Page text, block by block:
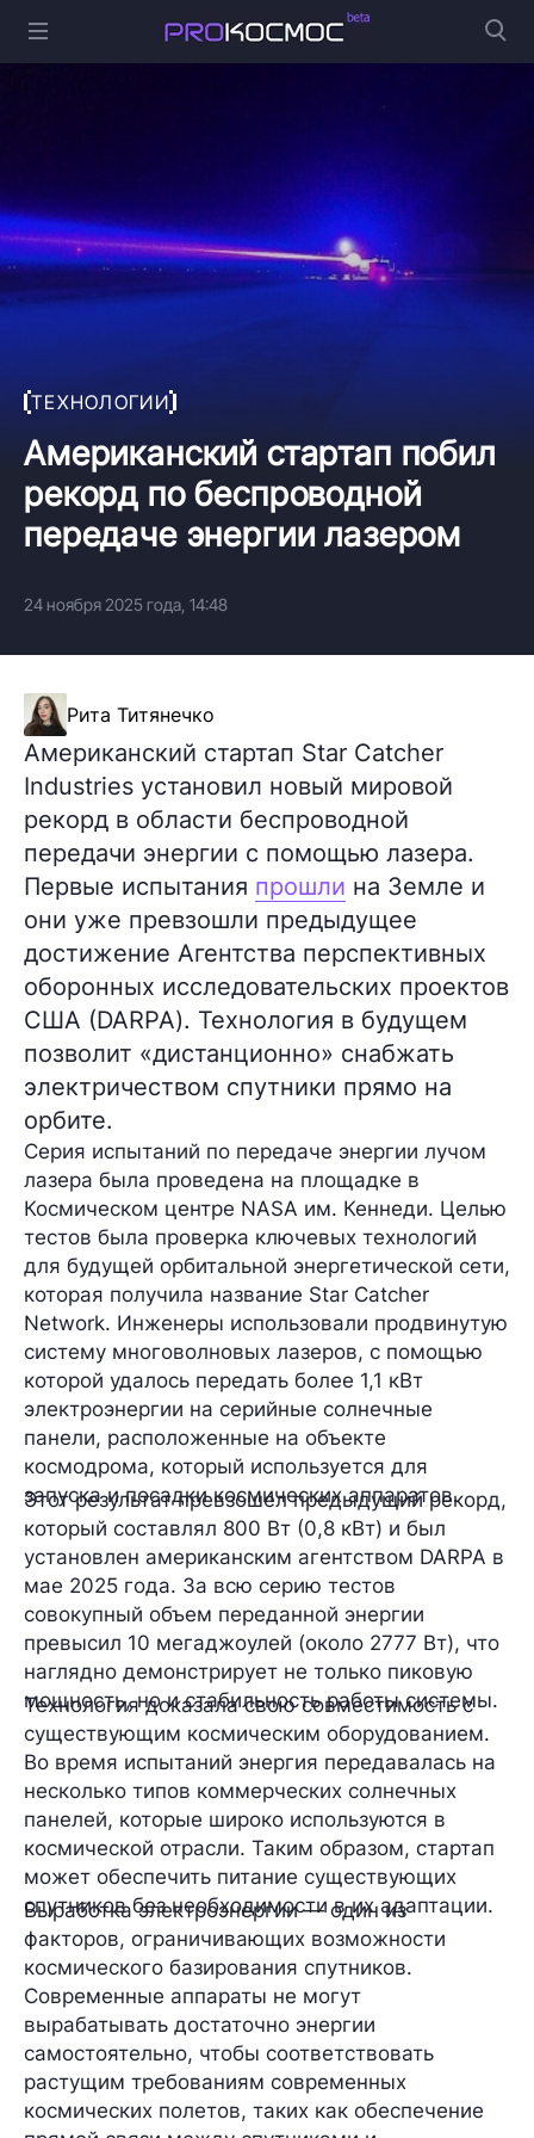
ТЕХНОЛОГИИ
Американский стартап побил
рекорд по беспроводной
передаче энергии лазером
24 ноября 2025 года, 14:48
Рита Титянечко
Американский стартап Star Catcher
Industries установил новый мировой
рекорд в области беспроводной
передачи энергии с помощью лазера.
Первые испытания прошли на Земле и
они уже превзошли предыдущее
достижение Агентства перспективных
оборонных исследовательских проектов
США (DARPA). Технология в будущем
позволит «дистанционно» снабжать
электричеством спутники прямо на
орбите.
Серия испытаний по передаче энергии лучом
лазера была проведена на площадке в
Космическом центре NASA им. Кеннеди. Целью
тестов была проверка ключевых технологий
для будущей орбитальной энергетической сети,
которая получила название Star Catcher
Network. Инженеры использовали продвинутую
систему многоволновых лазеров, с помощью
которой удалось передать более 1,1 кВт
электроэнергии на серийные солнечные
панели, расположенные на объекте
космодрома, который используется для
запуска и посадки космических аппаратов.
Этот результат превзошел предыдущий рекорд,
который составлял 800 Вт (0,8 кВт) и был
установлен американским агентством DARPA в
мае 2025 года. За всю серию тестов
совокупный объем переданной энергии
превысил 10 мегаджоулей (около 2777 Вт), что
наглядно демонстрирует не только пиковую
мощность, но и стабильность работы системы.
Технология доказала свою совместимость с
существующим космическим оборудованием.
Во время испытаний энергия передавалась на
несколько типов коммерческих солнечных
панелей, которые широко используются в
космической отрасли. Таким образом, стартап
может обеспечить питание существующих
спутников без необходимости в их адаптации.
Выработка электроэнергии — один из
факторов, ограничивающих возможности
космического базирования спутников.
Современные аппараты не могут
вырабатывать достаточно энергии
самостоятельно, чтобы соответствовать
растущим требованиям современных
космических полетов, таких как обеспечение